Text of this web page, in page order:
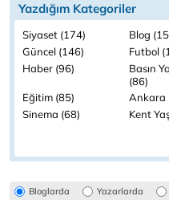
Yazdığım Kategoriler
Siyaset (174)
Blog
Güncel (146)
Futbol
Haber (96)
Basın
(86)
Eğitim (85)
Ankara
Sinema (68)
Kent
Bloglarda Yazarlarda